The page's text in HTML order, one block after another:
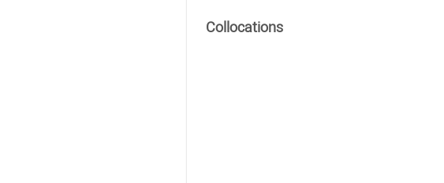
Collocations